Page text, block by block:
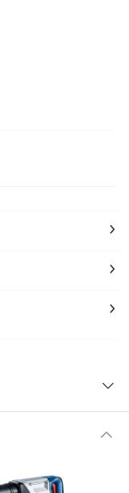
y
a